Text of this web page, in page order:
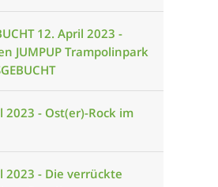
12. April 2023 -
JUMPUP Trampolinpark
2023 - Ost(er)-Rock im
2023 - Die verrückte